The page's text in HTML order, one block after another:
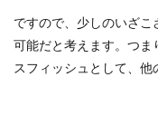
ですので、少しのいざ
可能だと考えます。つま
スフィッシュとして、他